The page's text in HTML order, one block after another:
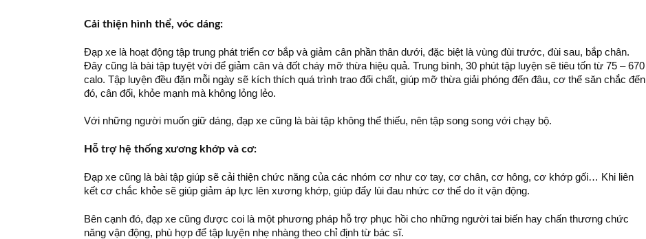
Cải thiện hình thể, vóc dáng:
Đạp xe là hoạt động tập trung phát triển cơ bắp và giảm cân phần thân dưới, đặc biệt là vùng đùi trước, đùi sau, bắp chân.
Đây cũng là bài tập tuyệt vời để giảm cân và đốt cháy mỡ thừa hiệu quả. Trung bình, 30 phút tập luyện sẽ tiêu tốn từ 75 – 670
calo. Tập luyện đều đặn mỗi ngày sẽ kích thích quá trình trao đổi chất, giúp mỡ thừa giải phóng đến đâu, cơ thể săn chắc đến
đó, cân đối, khỏe mạnh mà không lỏng lẻo.
Với những người muốn giữ dáng, đạp xe cũng là bài tập không thể thiếu, nên tập song song với chạy bộ.
Hỗ trợ hệ thống xương khớp và cơ:
Đạp xe cũng là bài tập giúp sẽ cải thiện chức năng của các nhóm cơ như cơ tay, cơ chân, cơ hông, cơ khớp gối… Khi liên
kết cơ chắc khỏe sẽ giúp giảm áp lực lên xương khớp, giúp đẩy lùi đau nhức cơ thể do ít vận động.
Bên cạnh đó, đạp xe cũng được coi là một phương pháp hỗ trợ phục hồi cho những người tai biến hay chấn thương chức
năng vận động, phù hợp để tập luyện nhẹ nhàng theo chỉ định từ bác sĩ.